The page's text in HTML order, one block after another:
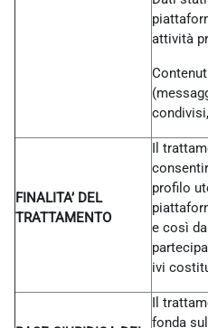
attività
FINALITA’ DEL
TRATTAMENTO
Il
profilo
e così
ivi
Il
fonda